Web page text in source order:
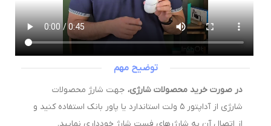
توضیح مهم
در صورت خرید محصولات شارژی،جهت شارژ محصولات
شارژی از آداپتور ۵ ولت استاندارد یا پاور بانک استفاده کنید و
از اتصال آن به شارژرهای فست شارژ خودداری نمایید.